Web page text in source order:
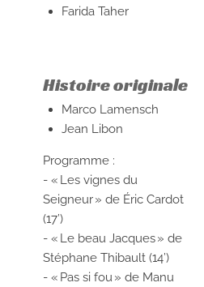
Farida Taher
Histoire originale
Marco Lamensch
Jean Libon
Programme :
- « Les vignes du
Seigneur » de Éric Cardot
(17’)
- « Le beau Jacques » de
Stéphane Thibault (14’)
- « Pas si fou » de Manu